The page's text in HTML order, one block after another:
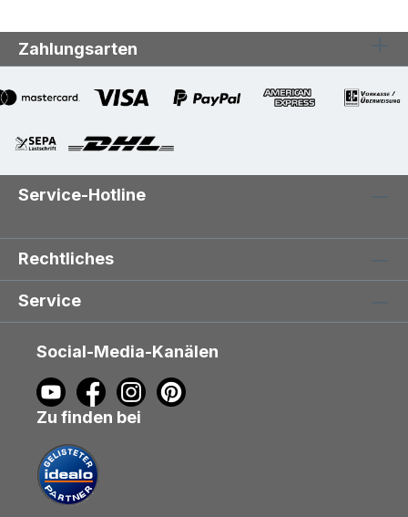
Zahlungsarten
Service-Hotline
Rechtliches
Service
Social-Media-Kanälen
Zu finden bei